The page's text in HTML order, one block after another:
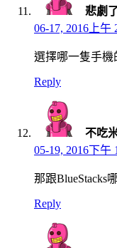
悲劇
06-17, 2016上午
選擇哪一隻手
Reply
不吃
05-19, 2016下午
那跟BlueStacks
Reply